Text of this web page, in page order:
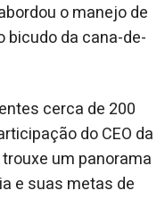
o manejo de
bicudo da cana-de-
cerca de 200
do CEO da
trouxe um panorama
e suas metas de